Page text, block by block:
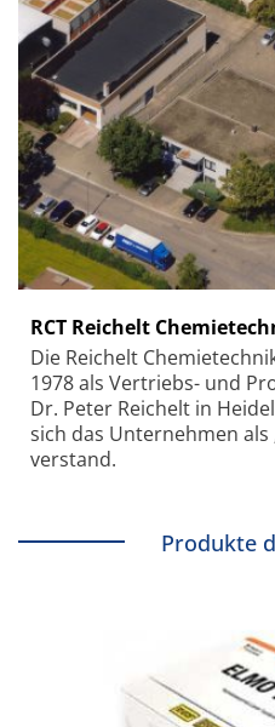
RCT Reichelt
Die Reichelt
1978 als Vertriebs- und
Dr. Peter Reichelt in
sich das Unternehmen als
verstand.
Produkte